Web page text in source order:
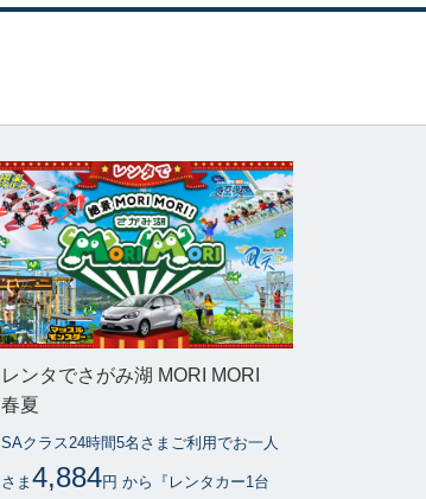
レンタでさがみ湖 MORI MORI
春夏
SAクラス24時間5名さまご利用でお一人
さま 4,884円 から『レンタカー1台